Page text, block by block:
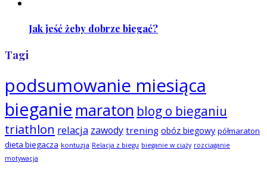
Jak jeść żeby dobrze biegać?
Tagi
podsumowanie miesiąca
bieganie maraton blog o bieganiu
triathlon relacja zawody trening obóz biegowy półmaraton
dieta biegacza kontuzja Relacja z biegu bieganie w ciąży rozciąganie
motywacja